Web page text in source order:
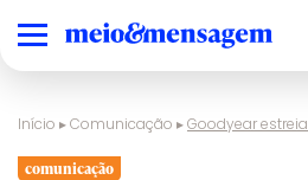
Início ▸Comunicação ▸Goodyear
comunicação